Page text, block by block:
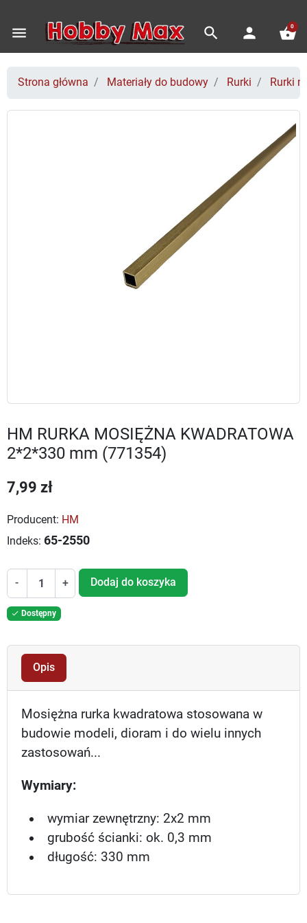
menu search person shopping_basket
0
Strona główna Materiały do budowy Rurki Rurki
HM RURKA MOSIĘŻNA KWADRATOWA
2*2*330 mm (771354)
7,99 zł
Producent: HM
Indeks: 65-2550
- + Dodaj do koszyka
 Dostępny
Opis
Mosiężna rurka kwadratowa stosowana w
budowie modeli, dioram i do wielu innych
zastosowań...
Wymiary:
wymiar zewnętrzny: 2x2 mm
grubość ścianki: ok. 0,3 mm
długość: 330 mm